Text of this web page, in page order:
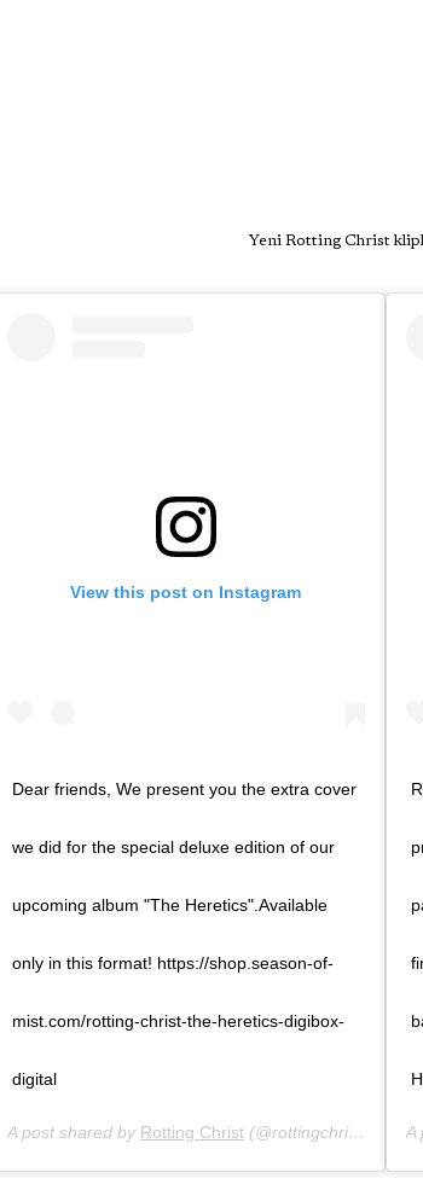
Yeni Rotting Christ
View this post on Instagram
Dear friends, We present you the extra cover
we did for the special deluxe edition of our
upcoming album "The Heretics".Available
only in this format! https://shop.season-of-
mist.com/rotting-christ-the-heretics-digibox-
digital
A post shared by Rotting Christ(@rottingchristofficial) on A